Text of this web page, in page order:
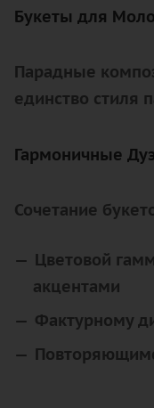
Букеты для
Парадные
единство стиля
Гармоничные
Сочетание
Цветовой
акцентами
Фактурному